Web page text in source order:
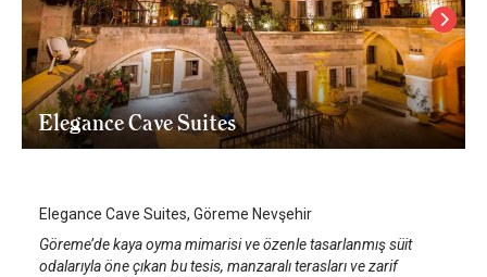
Elegance Cave Suites
Elegance Cave Suites, Göreme Nevşehir
Göreme’de kaya oyma mimarisi ve özenle tasarlanmış süit
odalarıyla öne çıkan bu tesis, manzaralı terasları ve zarif